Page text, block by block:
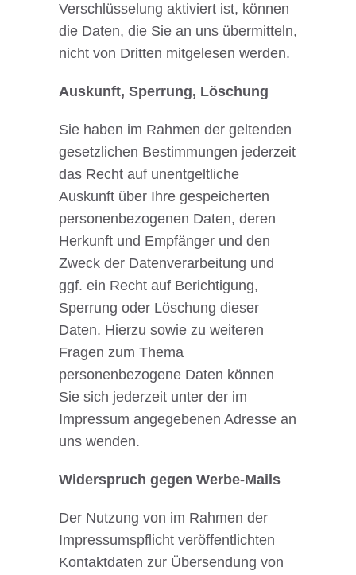
Verschlüsselung aktiviert ist, können
die Daten, die Sie an uns übermitteln,
nicht von Dritten mitgelesen werden.
Auskunft, Sperrung, Löschung
Sie haben im Rahmen der geltenden
gesetzlichen Bestimmungen jederzeit
das Recht auf unentgeltliche
Auskunft über Ihre gespeicherten
personenbezogenen Daten, deren
Herkunft und Empfänger und den
Zweck der Datenverarbeitung und
ggf. ein Recht auf Berichtigung,
Sperrung oder Löschung dieser
Daten. Hierzu sowie zu weiteren
Fragen zum Thema
personenbezogene Daten können
Sie sich jederzeit unter der im
Impressum angegebenen Adresse an
uns wenden.
Widerspruch gegen Werbe-Mails
Der Nutzung von im Rahmen der
Impressumspflicht veröffentlichten
Kontaktdaten zur Übersendung von